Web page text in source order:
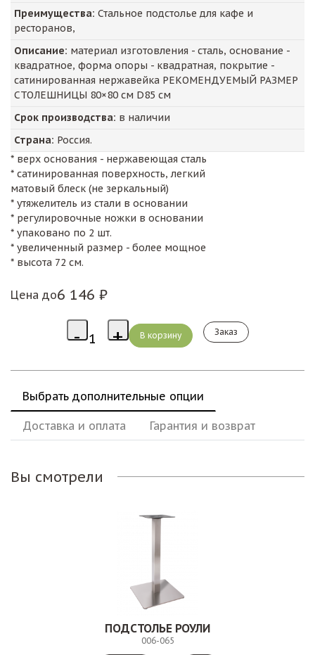
Преимущества: Стальное подстолье для кафе и
ресторанов,
Описание: материал изготовления - сталь, основание -
квадратное, форма опоры - квадратная, покрытие -
сатинированная нержавейка РЕКОМЕНДУЕМЫЙ РАЗМЕР
СТОЛЕШНИЦЫ 80×80 см D85 см
Срок производства: в наличии
Страна: Россия.
* верх основания - нержавеющая сталь
* сатинированная поверхность, легкий
матовый блеск (не зеркальный)
* утяжелитель из стали в основании
* регулировочные ножки в основании
* упаковано по 2 шт.
* увеличенный размер - более мощное
* высота 72 см.
Цена до6 146 ₽
Заказ
Выбрать дополнительные опции
Доставка и оплата Гарантия и возврат
Вы смотрели
ПОДСТОЛЬЕ РОУЛИ
006-065